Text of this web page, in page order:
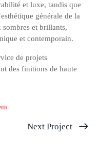
et luxe, tandis que
générale de la
sombres et brillants,
et contemporain.
de projets
des finitions de haute
Next Project